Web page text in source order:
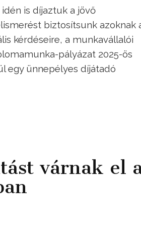
is díjaztuk a jövő
biztosítsunk azoknak
kérdéseire, a munkavállalói
pályázat 2025-ös
egy ünnepélyes díjátadó
várnak el